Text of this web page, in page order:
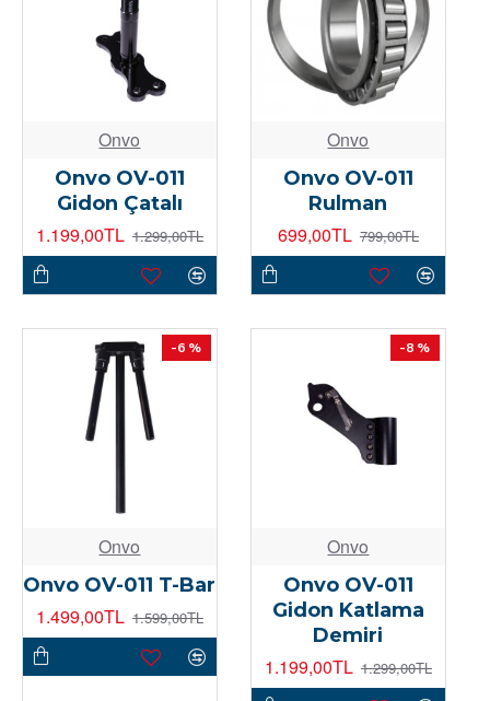
Onvo
Onvo OV-011
Gidon Çatalı
1.199,00TL 1.299,00TL
Onvo
Onvo OV-011
Rulman
699,00TL 799,00TL
-6 %
Onvo
Onvo OV-011 T-Bar
1.499,00TL 1.599,00TL
-8 %
Onvo
Onvo OV-011
Gidon Katlama
Demiri
1.199,00TL 1.299,00TL